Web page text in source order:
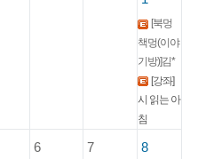
[북멍
책멍(이야
기방)]김*
[강좌]
시 읽는 아
침
6 7 8